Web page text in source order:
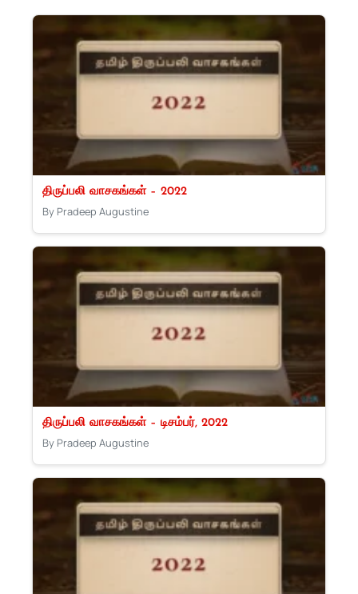
திருப்பலி வாசகங்கள் – 2022
By Pradeep Augustine
திருப்பலி வாசகங்கள் – டிசம்பர், 2022
By Pradeep Augustine